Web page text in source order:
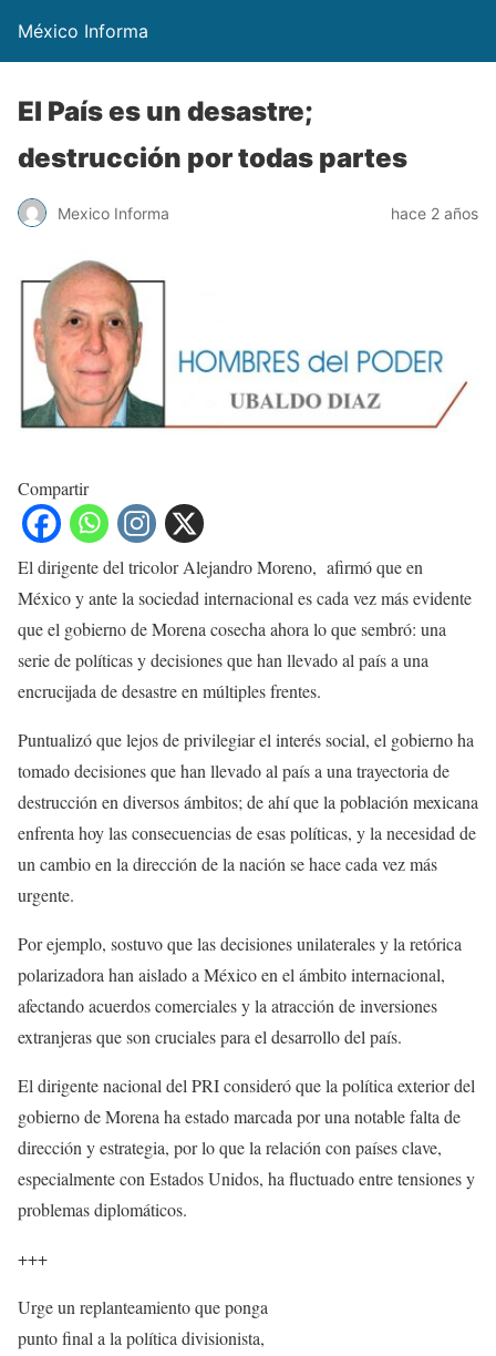
México Informa
El País es un desastre;
destrucción por todas partes
Mexico Informa hace 2 años
Compartir
El dirigente del tricolor Alejandro Moreno, afirmó que en
México y ante la sociedad internacional es cada vez más evidente
que el gobierno de Morena cosecha ahora lo que sembró: una
serie de políticas y decisiones que han llevado al país a una
encrucijada de desastre en múltiples frentes.
Puntualizó que lejos de privilegiar el interés social, el gobierno ha
tomado decisiones que han llevado al país a una trayectoria de
destrucción en diversos ámbitos; de ahí que la población mexicana
enfrenta hoy las consecuencias de esas políticas, y la necesidad de
un cambio en la dirección de la nación se hace cada vez más
urgente.
Por ejemplo, sostuvo que las decisiones unilaterales y la retórica
polarizadora han aislado a México en el ámbito internacional,
afectando acuerdos comerciales y la atracción de inversiones
extranjeras que son cruciales para el desarrollo del país.
El dirigente nacional del PRI consideró que la política exterior del
gobierno de Morena ha estado marcada por una notable falta de
dirección y estrategia, por lo que la relación con países clave,
especialmente con Estados Unidos, ha fluctuado entre tensiones y
problemas diplomáticos.
+++
Urge un replanteamiento que ponga
punto final a la política divisionista,